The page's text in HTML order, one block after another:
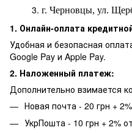
г. Черновцы, ул.
1. Онлайн-оплата
Удобная и безопасная
Google Pay и Apple Pay.
2. Наложенный платеж:
Дополнительно взимается
Новая почта - 20 грн +
УкрПошта - 10 грн + 2%